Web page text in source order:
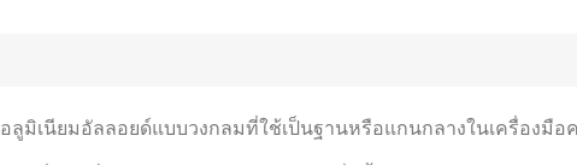
ลูมิเนียมอัลลอยด์แบบวงกลมที่ใช้เป็นฐานหรือแกนกลางในเครื่องมือ